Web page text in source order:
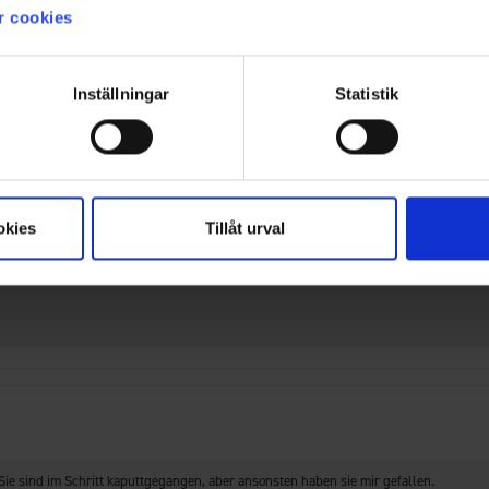
cookies
Inställningar Statistik
Tillåt urval
sind im Schritt kaputtgegangen, aber ansonsten haben sie mir gefallen.